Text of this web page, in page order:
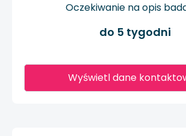
Wyświetl dane
Oczekiwanie na opis
do 5 tygodni